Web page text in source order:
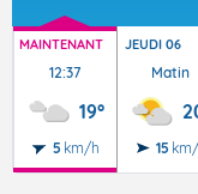
MAINTENANT
12:37
19°
5 km/h
JEUDI 06
Matin
15